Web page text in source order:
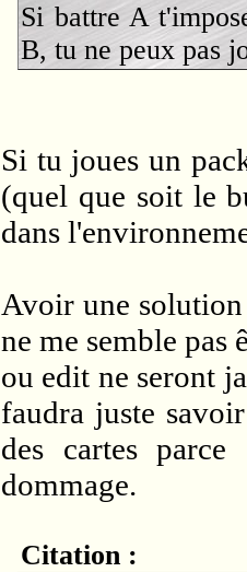
Si battre A
B, tu ne peux pas
Si tu joues un
(quel que soit le
dans
Avoir une
ne me semble pas
ou edit ne seront
faudra juste
des cartes
dommage.
Citation :